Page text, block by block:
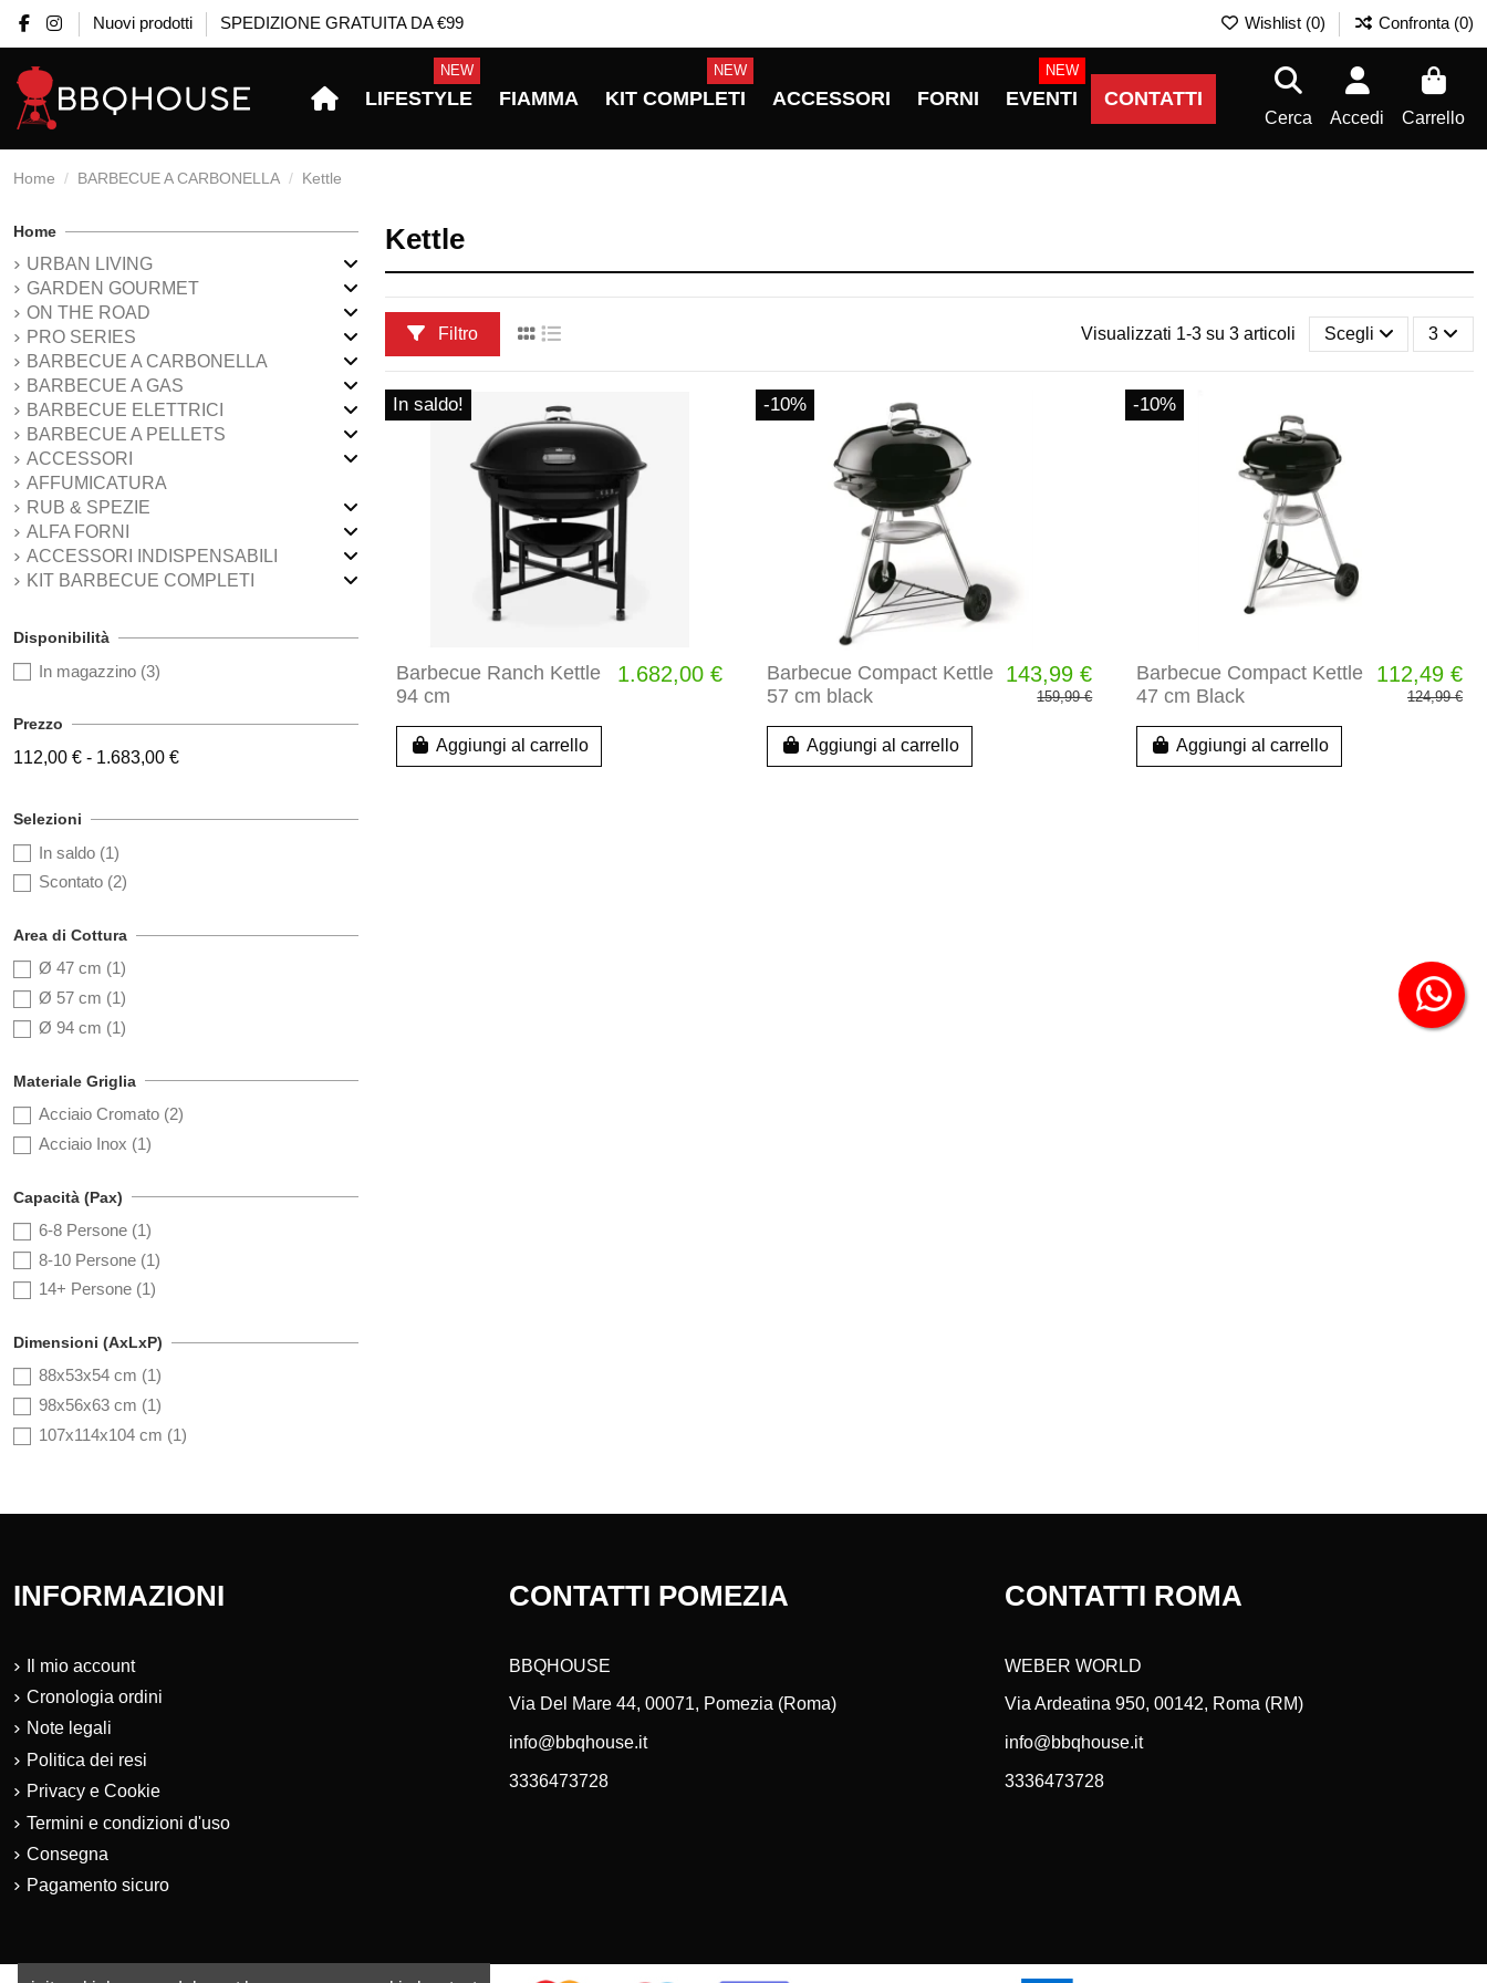
Nuovi prodotti SPEDIZIONE GRATUITA DA €99 Wishlist (0) Confronta (0)
LIFESTYLE
NEW
FIAMMA KIT COMPLETI
NEW
ACCESSORI FORNI EVENTI
NEW
CONTATTI
Cerca Accedi Carrello
Home BARBECUE A CARBONELLA Kettle
Kettle
Filtro Visualizzati 1-3 su 3 articoli Scegli 3
In saldo!
Barbecue Ranch Kettle
94 cm
1.682,00 €
Aggiungi al carrello
-10%
Barbecue Compact Kettle
57 cm black
143,99 €
159,99 €
Aggiungi al carrello
-10%
Barbecue Compact Kettle
47 cm Black
112,49 €
124,99 €
Aggiungi al carrello
Home
URBAN LIVING
GARDEN GOURMET
ON THE ROAD
PRO SERIES
BARBECUE A CARBONELLA
BARBECUE A GAS
BARBECUE ELETTRICI
BARBECUE A PELLETS
ACCESSORI
AFFUMICATURA
RUB & SPEZIE
ALFA FORNI
ACCESSORI INDISPENSABILI
KIT BARBECUE COMPLETI
Disponibilità
In magazzino (3)
Prezzo
112,00 € - 1.683,00 €
Selezioni
In saldo (1)
Scontato (2)
Area di Cottura
Ø 47 cm (1)
Ø 57 cm (1)
Ø 94 cm (1)
Materiale Griglia
Acciaio Cromato (2)
Acciaio Inox (1)
Capacità (Pax)
6-8 Persone (1)
8-10 Persone (1)
14+ Persone (1)
Dimensioni (AxLxP)
88x53x54 cm (1)
98x56x63 cm (1)
107x114x104 cm (1)
INFORMAZIONI
Il mio account
Cronologia ordini
Note legali
Politica dei resi
Privacy e Cookie
Termini e condizioni d'uso
Consegna
Pagamento sicuro
CONTATTI POMEZIA
BBQHOUSE
Via Del Mare 44, 00071, Pomezia (Roma)
info@bbqhouse.it
3336473728
CONTATTI ROMA
WEBER WORLD
Via Ardeatina 950, 00142, Roma (RM)
info@bbqhouse.it
3336473728